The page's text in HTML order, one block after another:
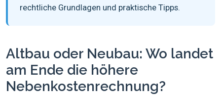
rechtliche Grundlagen und praktische Tipps.
Altbau oder Neubau: Wo landet
am Ende die höhere
Nebenkostenrechnung?